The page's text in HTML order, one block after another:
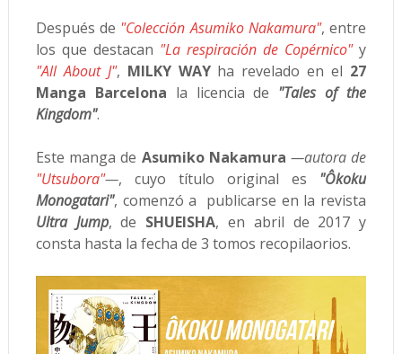
Después de "Colección Asumiko Nakamura", entre
los que destacan "La respiración de Copérnico"y
"All About J", MILKY WAYha revelado en el 27
Manga Barcelona la licencia de "Tales of the
Kingdom".
Este manga de Asumiko Nakamura —autora de
"Utsubora"—, cuyo título original es "Ôkoku
Monogatari", comenzó a publicarse en la revista
Ultra Jump, de SHUEISHA, en abril de 2017 y
consta hasta la fecha de 3 tomos recopilaorios.